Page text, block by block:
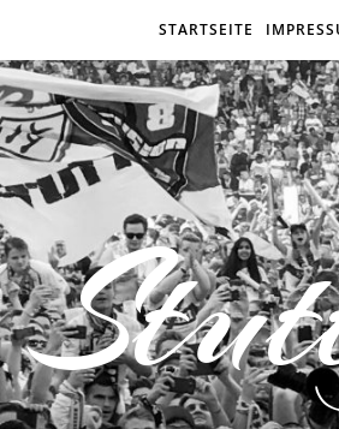
STARTSEITE